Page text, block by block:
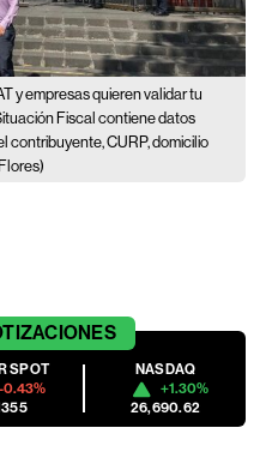
y empresas quieren validar tu
Fiscal contiene datos
contribuyente, CURP, domicilio
SPOT
-0.43%
NASDAQ
+1.30%
26,690.62